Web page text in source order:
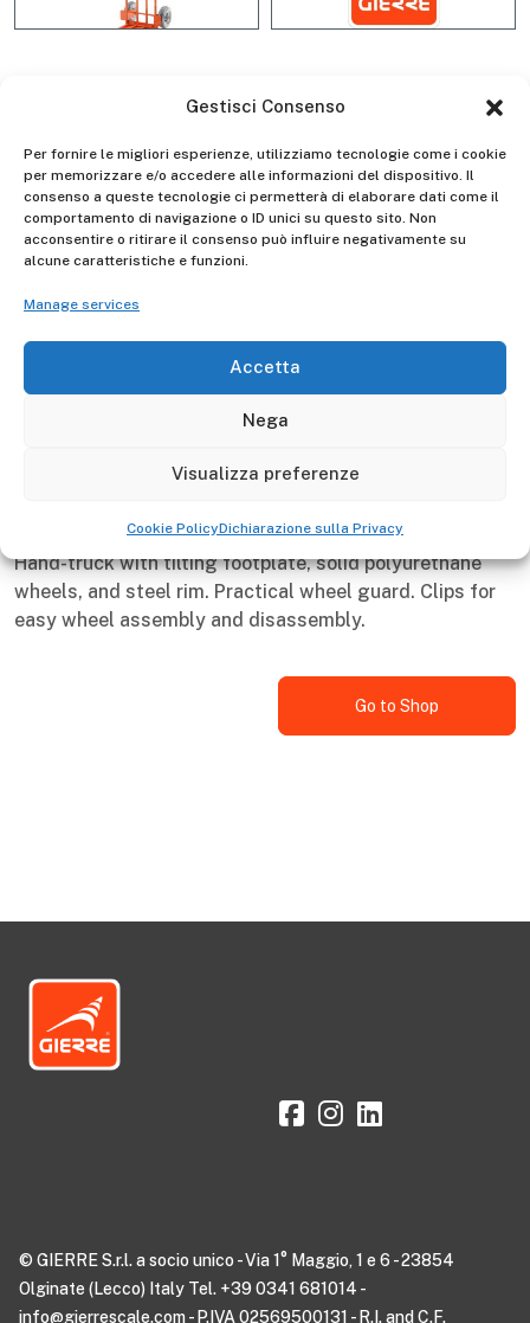
Gestisci Consenso
Per fornire le migliori esperienze, utilizziamo tecnologie come i cookie
per memorizzare e/o accedere alle informazioni del dispositivo. Il
consenso a queste tecnologie ci permetterà di elaborare dati come il
comportamento di navigazione o ID unici su questo sito. Non
acconsentire o ritirare il consenso può influire negativamente su
alcune caratteristiche e funzioni.
Manage services
Accetta
Nega
Visualizza preferenze
Cookie PolicyDichiarazione sulla Privacy
GE040 Hand-truck with tilting
footplate and solid
polyurethane wheels
Hand-truck with tilting footplate, solid polyurethane
wheels, and steel rim. Practical wheel guard. Clips for
easy wheel assembly and disassembly.
Go to Shop
© GIERRE S.r.l. a socio unico - Via 1° Maggio, 1 e 6 - 23854
Olginate (Lecco) Italy Tel. +39 0341 681014 -
info@gierrescale.com - P.IVA 02569500131 - R.I. and C.F.